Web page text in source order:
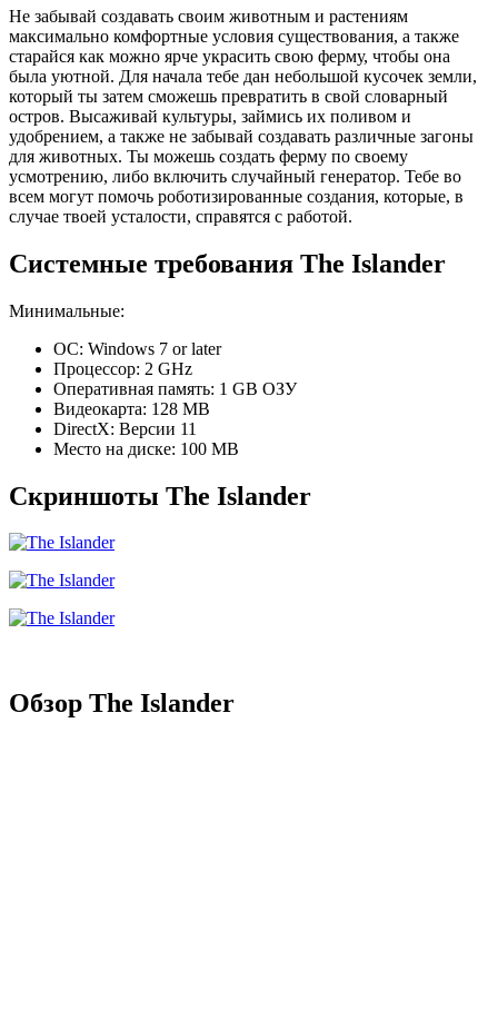
Не забывай создавать своим животным и растениям
максимально комфортные условия существования, а также
старайся как можно ярче украсить свою ферму, чтобы она
была уютной. Для начала тебе дан небольшой кусочек земли,
который ты затем сможешь превратить в свой словарный
остров. Высаживай культуры, займись их поливом и
удобрением, а также не забывай создавать различные загоны
для животных. Ты можешь создать ферму по своему
усмотрению, либо включить случайный генератор. Тебе во
всем могут помочь роботизированные создания, которые, в
случае твоей усталости, справятся с работой.
Системные требования The Islander
Минимальные:
ОС: Windows 7 or later
Процессор: 2 GHz
Оперативная память: 1 GB ОЗУ
Видеокарта: 128 MB
DirectX: Версии 11
Место на диске: 100 MB
Скриншоты The Islander
Обзор The Islander